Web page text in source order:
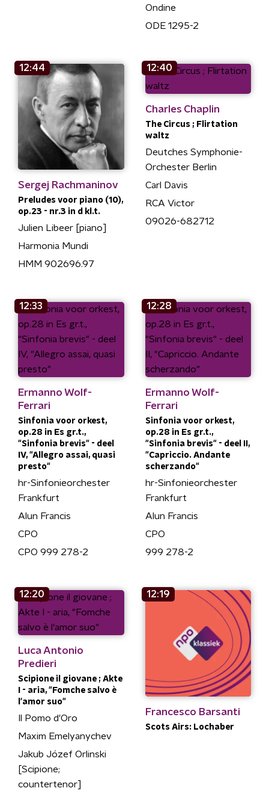
Ondine
ODE 1295-2
12:44
Sergej Rachmaninov
Preludes voor piano (10),
op.23 - nr.3 in d kl.t.
Julien Libeer [piano]
Harmonia Mundi
HMM 902696.97
12:40
Charles Chaplin
The Circus ; Flirtation
waltz
Deutches Symphonie-
Orchester Berlin
Carl Davis
RCA Victor
09026-682712
12:33
Ermanno Wolf-
Ferrari
Sinfonia voor orkest,
op.28 in Es gr.t.,
"Sinfonia brevis" - deel
IV, "Allegro assai, quasi
presto"
hr-Sinfonieorchester
Frankfurt
Alun Francis
CPO
CPO 999 278-2
12:28
Ermanno Wolf-
Ferrari
Sinfonia voor orkest,
op.28 in Es gr.t.,
"Sinfonia brevis" - deel II,
"Capriccio. Andante
scherzando"
hr-Sinfonieorchester
Frankfurt
Alun Francis
CPO
999 278-2
12:20
Luca Antonio
Predieri
Scipione il giovane ; Akte
I - aria, "Fomche salvo è
l'amor suo"
Il Pomo d'Oro
Maxim Emelyanychev
Jakub Józef Orlinski
[Scipione;
countertenor]
12:19
Francesco Barsanti
Scots Airs: Lochaber